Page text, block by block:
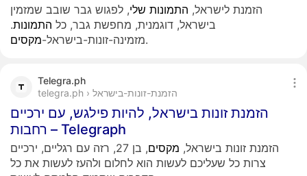
הזמנת לישראל, התמונות שלי, לפגוש גבר שובב שמזמין
בישראל, דוגמנית, מחפשת גבר, כל התמונות.
מזמינה-זונות-בישראל-מקסים .
Telegra.ph
telegra.ph › הזמנת-זונות-בישראל
הזמנת זונות בישראל, להיות פילגש, עם ירכיים
רחבות – Telegraph
הזמנת זונות בישראל, מקסים
, בן 27, רזה עם רגליים, ירכיים
צרות כל שעליכם לעשות הוא לחלום ולהעז לעשות את כל